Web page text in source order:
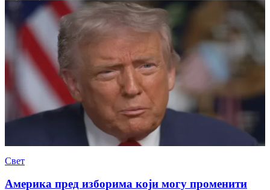
Свет
Америка пред изборима који могу променити